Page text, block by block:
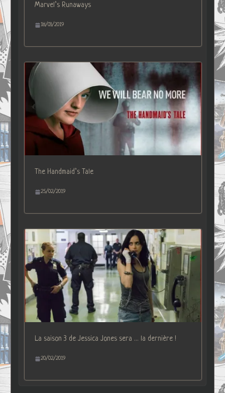
Marvel’s Runaways
18/03/2019
The Handmaid’s Tale
25/02/2019
La saison 3 de Jessica Jones sera … la dernière !
20/02/2019